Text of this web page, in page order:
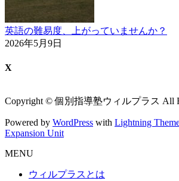
英語の難易度、上がっていませんか？
2026年5月9日
X
Copyright © 個別指導塾ウィルプラス All
Powered by WordPress with Lightning
Expansion Unit
MENU
ウィルプラスとは